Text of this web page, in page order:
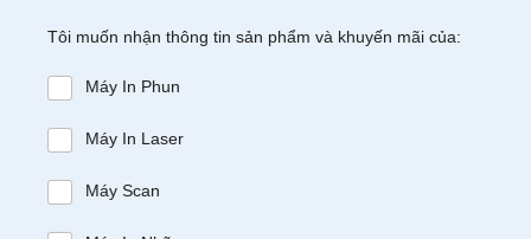
Tôi muốn nhận thông tin sản phẩm và khuyến mãi của:
Máy In Phun
Máy In Laser
Máy Scan